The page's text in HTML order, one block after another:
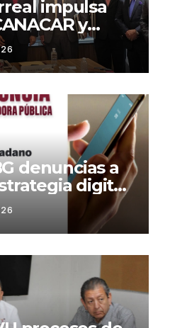
impulsa
y
fortalecer la
de
denuncias a
digital
conecta»